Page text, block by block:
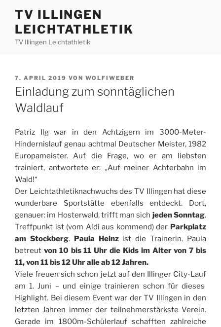
Inhalt
springen
TV ILLINGEN
LEICHTATHLETIK
TV Illingen Leichtathletik
VERÖFFENTLICHT
AM
7. APRIL 2019 VON WOLFIWEBER
Einladung zum sonntäglichen
Waldlauf
Patriz Ilg war in den Achtzigern im 3000-Meter-
Hindernislauf genau achtmal Deutscher Meister, 1982
Europameister. Auf die Frage, wo er am liebsten
trainiert, antwortete er: „Auf meiner Achterbahn im
Wald!“
Der Leichtathletiknachwuchs des TV Illingen hat diese
wunderbare Sportstätte ebenfalls entdeckt. Dort,
genauer: im Hosterwald, trifft man sich jeden Sonntag.
Treffpunkt ist (vom Aldi aus kommend) der Parkplatz
am Stockberg. Paula Heinzist die Trainerin. Paula
betreut von 10 bis 11 Uhr die Kids im Alter von 7 bis
11, von 11 bis 12 Uhr alle ab 12 Jahren.
Viele freuen sich schon jetzt auf den Illinger City-Lauf
am 1. Juni – und einige trainieren schon für dieses
Highlight. Bei diesem Event war der TV Illingen in den
letzten Jahren immer der teilnehmerstärkste Verein.
Gerade im 1800m-Schülerlauf schafften zahlreiche